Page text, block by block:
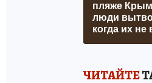
пляже
люди
когда их не
ЧИТАЙТЕ